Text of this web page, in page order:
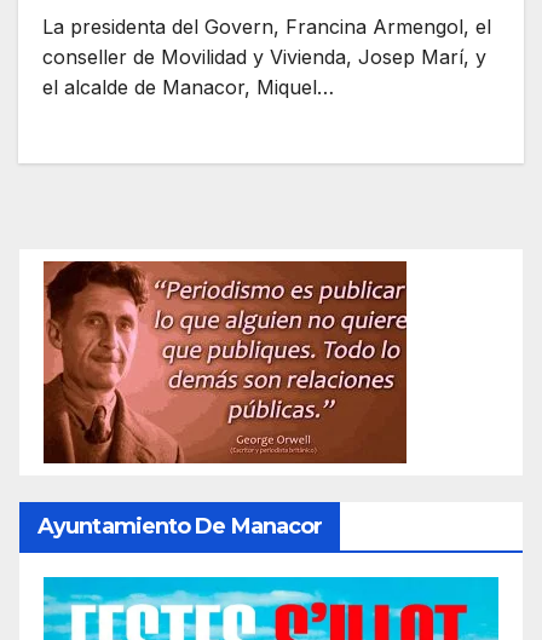
La presidenta del Govern, Francina Armengol, el
conseller de Movilidad y Vivienda, Josep Marí, y
el alcalde de Manacor, Miquel…
Ayuntamiento De Manacor